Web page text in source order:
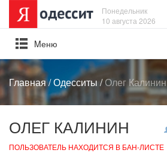
Понедельник
10 августа 2026
Mеню
Главная/Одесситы/Олег Калинин
ОЛЕГ КАЛИНИН
ПОЛЬЗОВАТЕЛЬ НАХОДИТСЯ В БАН-ЛИСТЕ